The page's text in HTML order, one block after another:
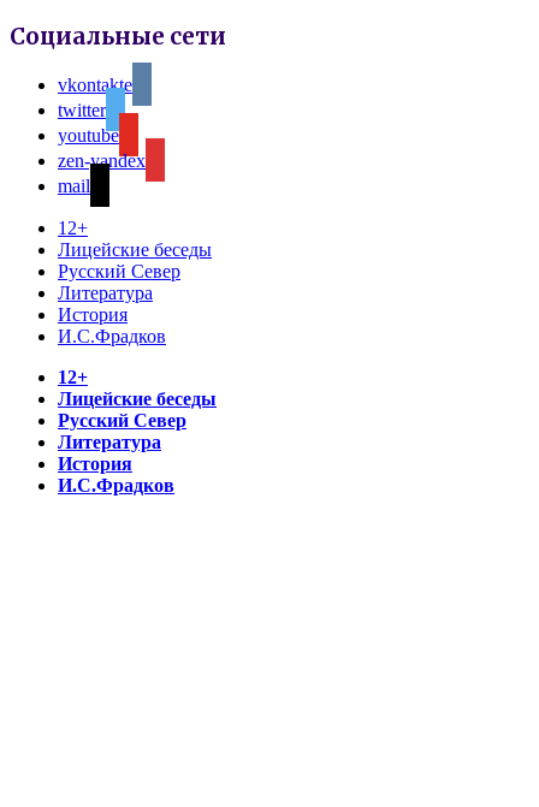
Социальные сети
vkontakte
twitter
youtube
zen-yandex
mail
12+
Лицейские беседы
Русский Север
Литература
История
И.С.Фрадков
12+
Лицейские беседы
Русский Север
Литература
История
И.С.Фрадков